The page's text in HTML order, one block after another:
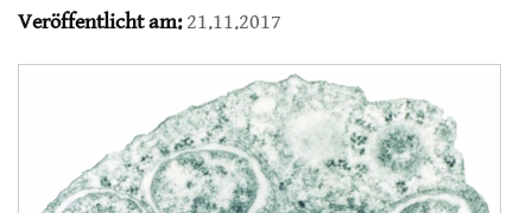
Veröffentlicht am:21.11.2017